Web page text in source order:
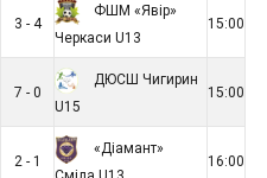
3 - 4
ФШМ «Явір»
Черкаси U13
15:00
7 - 0
ДЮСШ Чигирин
U15
15:00
2 - 1
«Діамант»
16:00